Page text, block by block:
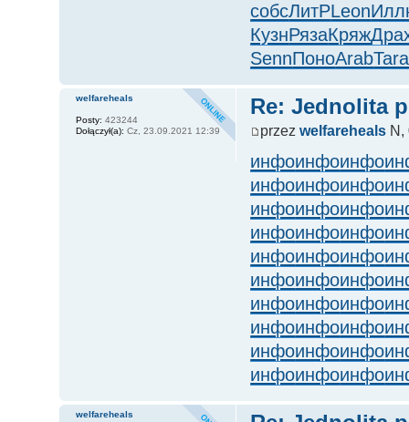
собсЛитРLeon
КузнРязаКряж
SennПоноArabTara
Re: Jednolita
przezwelfareheals N,
инфоинфоинфо
инфоинфоинфо
инфоинфоинфо
инфоинфоинфо
инфоинфоинфо
инфоинфоинфо
инфоинфоинфо
инфоинфоинфо
инфоинфоинфо
инфоинфоинфо
welfareheals
Posty: 423244
Dołączył(a): Cz, 23.09.2021 12:39
welfareheals